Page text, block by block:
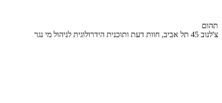
תהום
צ'לנוב 45 תל אביב, חוות דעת ותוכנית הידרולוגית לניהול מי נגר